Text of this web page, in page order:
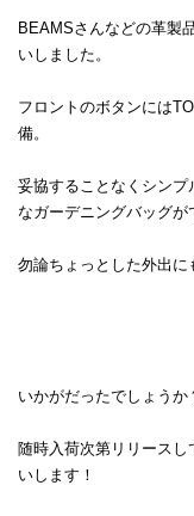
BEAMSさんなどの革製
いしました。
フロントのボタンには
備。
妥協することなくシン
なガーデニングバッグが
勿論ちょっとした外出に
いかがだったでしょうか
随時入荷次第リリース
いします！